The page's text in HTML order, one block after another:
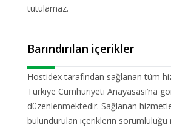
tutulamaz.
Barındırılan içerikler
Hostidex tarafından sağlanan tüm
Türkiye Cumhuriyeti Anayasası’na
düzenlenmektedir. Sağlanan
bulundurulan içeriklerin